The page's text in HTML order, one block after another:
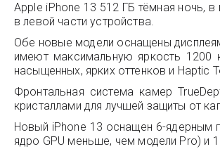
Apple iPhone 13 512 ГБ тёмная ночь,
в левой части устройства.
Обе новые модели оснащены
имеют максимальную яркость 1200
насыщенных, ярких оттенков и Haptic
Фронтальная система камер
кристаллами для лучшей защиты от
Новый iPhone 13 оснащен 6-ядерным
ядро GPU меньше, чем модели Pro) и